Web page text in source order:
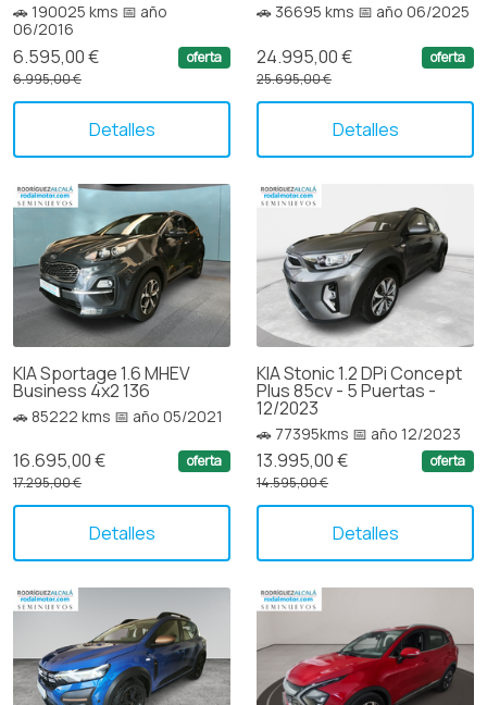
🚗 190025 kms 📅 año
06/2016
6.595,00 €
6.995,00 €
oferta
Detalles
🚗 36695 kms 📅 año 06/2025
24.995,00 €
25.695,00 €
oferta
Detalles
KIA Sportage 1.6 MHEV
Business 4x2 136
🚗 85222 kms 📅 año 05/2021
16.695,00 €
17.295,00 €
oferta
Detalles
KIA Stonic 1.2 DPi Concept
Plus 85cv - 5 Puertas -
12/2023
🚗 77395kms 📅 año 12/2023
13.995,00 €
14.595,00 €
oferta
Detalles